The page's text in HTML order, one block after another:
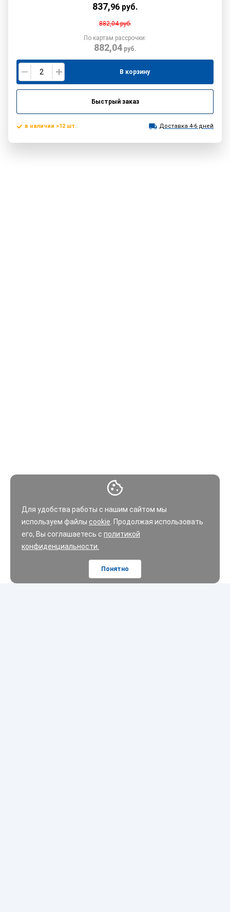
Для удобства работы с нашим сайтом мы
используем файлы cookie . Продолжая использовать
его, Вы соглашаетесь с политикой
конфиденциальности.
Понятно
837,96 руб.
882,04руб.
По картам рассрочки:
882,04руб.
В корзину
Быстрый заказ
в наличии >12 шт. Доставка 4-6 дней